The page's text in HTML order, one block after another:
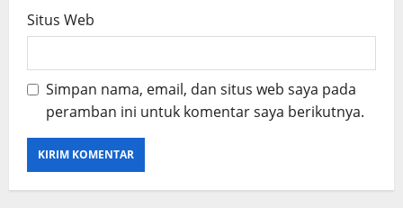
Situs Web
Simpan nama, email, dan situs web saya pada
peramban ini untuk komentar saya berikutnya.